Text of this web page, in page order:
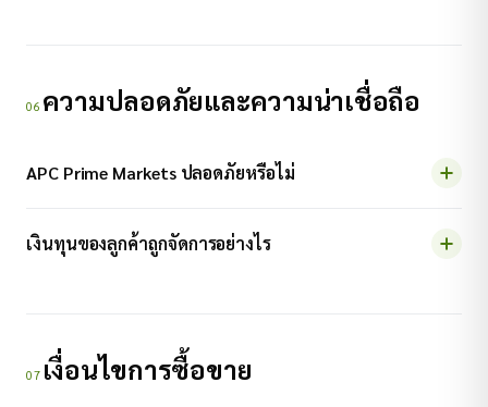
06 ความปลอดภัยและความน่าเชื่อถือ
APC Prime Markets ปลอดภัยหรือไม่
เงินทุนของลูกค้าถูกจัดการอย่างไร
07 เงื่อนไขการซื้อขาย